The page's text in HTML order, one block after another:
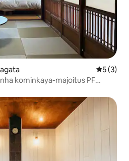
5 (3)
kominkaya-majoitus PF